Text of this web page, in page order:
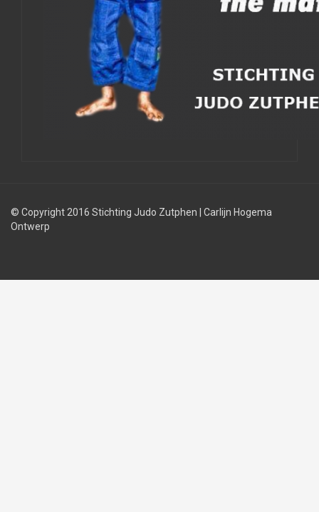
© Copyright 2016 Stichting Judo Zutphen | Carlijn Hogema
Ontwerp